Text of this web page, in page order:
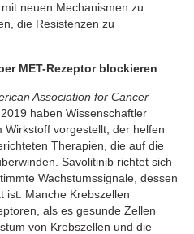
neuen Mechanismen zu
die Resistenzen zu
MET-Rezeptor blockieren
Association for Cancer
haben Wissenschaftler
vorgestellt, der helfen
Therapien, die auf die
Savolitinib richtet sich
Wachstumssignale, dessen
ist. Manche Krebszellen
als es gesunde Zellen
von Krebszellen und die